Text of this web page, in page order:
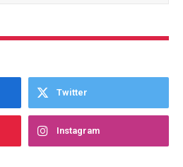
Twitter
Instagram